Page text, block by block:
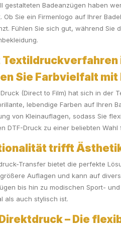
gestalteten Badeanzügen haben
Ob Sie ein Firmenlogo auf Ihrer
Fühlen Sie sich gut, während Sie
Sie Farbvielfalt mit
(Direct to Film) hat sich in der
lebendige Farben auf Ihren
von Kleinauflagen, sodass Sie
DTF-Druck zu einer beliebten
trifft
Transfer bietet die perfekte
Auflagen und kann auf
bis hin zu modischen Sport-
als auch stylisch ist.
– Die